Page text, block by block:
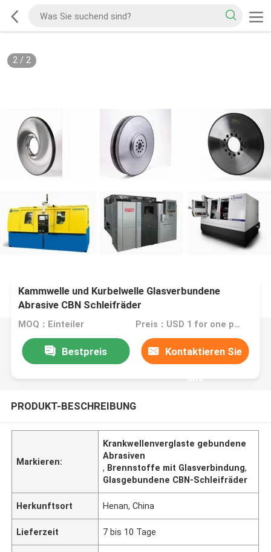
2/ 2
Kammwelle und Kurbelwelle Glasverbundene
Abrasive CBN Schleifräder
MOQ：Einteiler Preis：USD 1 for one piece
Bestpreis Kontaktieren Sie
uns
PRODUKT-BESCHREIBUNG
Markieren:
Krankwellenverglaste gebundene
Abrasiven
, Brennstoffe mit Glasverbindung,
Glasgebundene CBN-Schleifräder
Herkunftsort Henan, China
Lieferzeit 7 bis 10 Tage